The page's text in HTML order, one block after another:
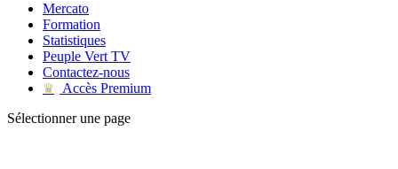
Mercato
Formation
Statistiques
Peuple Vert TV
Contactez-nous
♛
Accès Premium
Sélectionner une page